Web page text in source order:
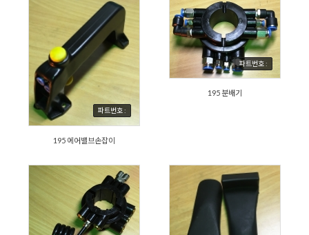
파트번호 :
195 에어밸브손잡이
파트번호 :
195 분배기